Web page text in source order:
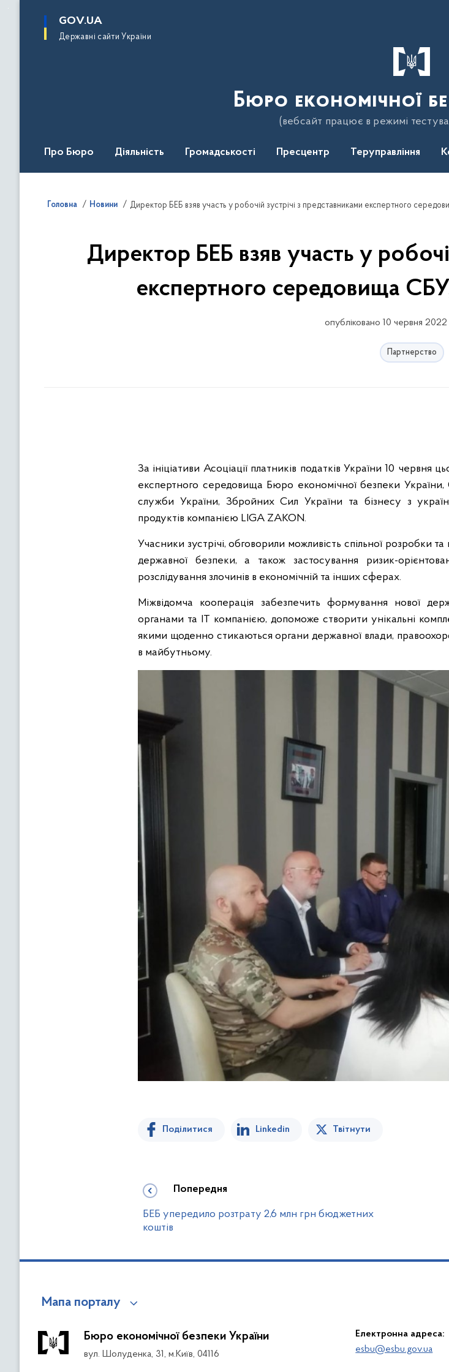
основного
GOV.UA
Державні сайти України
Бюро економічної
(вебсайт працює в режимі
Про Бюро Діяльність Громадськості Пресцентр Теруправління
Головна Новини Директор БЕБ взяв участь у робочій зустрічі з представниками експертного
Директор БЕБ взяв участь у
експертного середовища
опубліковано 10 червня 2022
Партнерство
За ініціативи Асоціації платників податків України 10 червня
експертного середовища Бюро економічної безпеки
служби України, Збройних Сил України та бізнесу з
продуктів компанією LIGA ZAKON.
Учасники зустрічі, обговорили можливість спільної розробки
державної безпеки, а також застосування ризик-
розслідування злочинів в економічній та інших сферах.
Міжвідомча кооперація забезпечить формування нової
органами та ІТ компанією, допоможе створити унікальні
якими щоденно стикаються органи державної влади,
в майбутньому.
Поділитися Linkedin Твітнути
Попередня
БЕБ упередило розтрату 2,6 млн грн бюджетних
коштів
Мапа порталу
Бюро економічної безпеки України
вул. Шолуденка, 31, м.Київ, 04116
Електронна адреса:
esbu@esbu.gov.ua